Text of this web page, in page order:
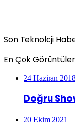
Son Teknoloji
En Çok
24 Haziran 2018
Doğru
20 Ekim 2021